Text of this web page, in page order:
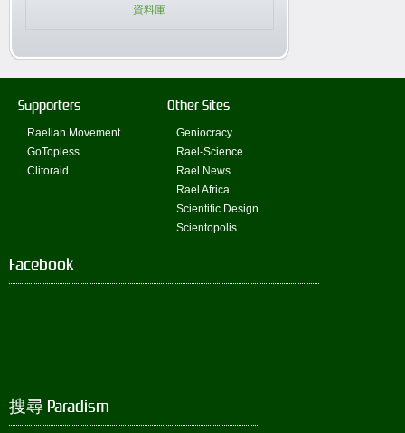
資料庫
Supporters
Raelian Movement
GoTopless
Clitoraid
Other Sites
Geniocracy
Rael-Science
Rael News
Rael Africa
Scientific Design
Scientopolis
Facebook
搜尋 Paradism